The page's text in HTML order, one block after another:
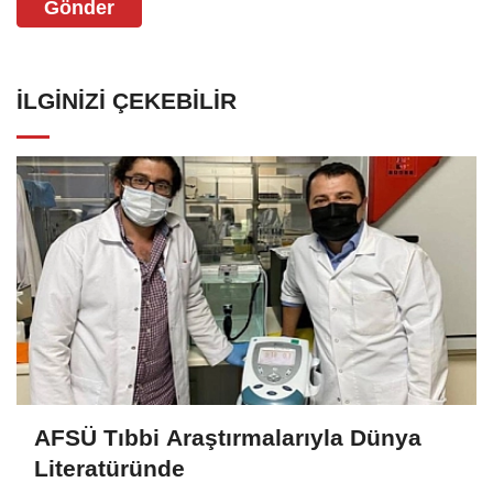
Gönder
İLGINIZI ÇEKEBILIR
AFSÜ Tıbbi Araştırmalarıyla Dünya
Literatüründe